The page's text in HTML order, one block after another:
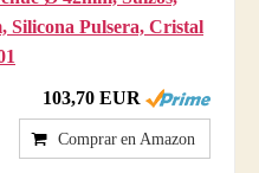
Silicona Pulsera, Cristal
103,70 EUR
Comprar en Amazon